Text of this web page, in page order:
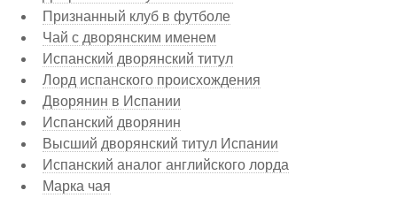
Признанный клуб в футболе
Чай с дворянским именем
Испанский дворянский титул
Лорд испанского происхождения
Дворянин в Испании
Испанский дворянин
Высший дворянский титул Испании
Испанский аналог английского лорда
Марка чая